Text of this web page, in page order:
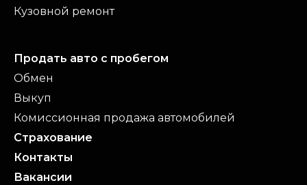
Кузовной ремонт
Продать авто с пробегом
Обмен
Выкуп
Комиссионная продажа автомобилей
Страхование
Контакты
Вакансии